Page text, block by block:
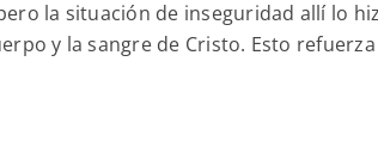
la situación de inseguridad allí lo
y la sangre de Cristo. Esto